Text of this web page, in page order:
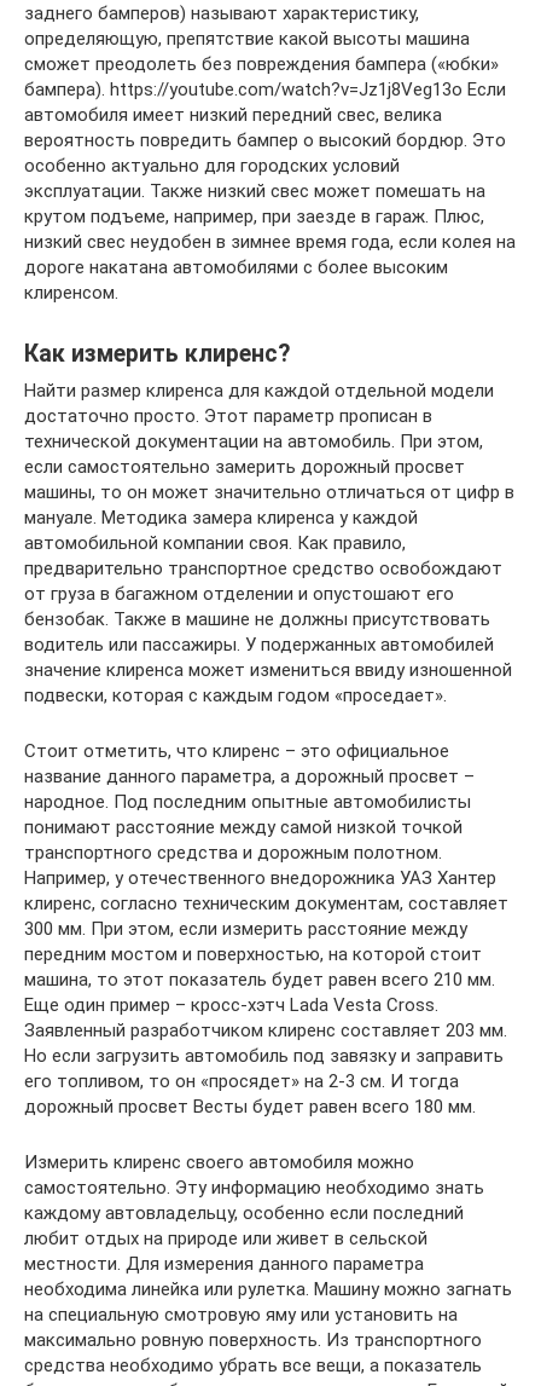
заднего бамперов) называют характеристику,
определяющую, препятствие какой высоты машина
сможет преодолеть без повреждения бампера («юбки»
бампера). https://youtube.com/watch?v=Jz1j8Veg13o Если
автомобиля имеет низкий передний свес, велика
вероятность повредить бампер о высокий бордюр. Это
особенно актуально для городских условий
эксплуатации. Также низкий свес может помешать на
крутом подъеме, например, при заезде в гараж. Плюс,
низкий свес неудобен в зимнее время года, если колея на
дороге накатана автомобилями с более высоким
клиренсом.
Как измерить клиренс?
Найти размер клиренса для каждой отдельной модели
достаточно просто. Этот параметр прописан в
технической документации на автомобиль. При этом,
если самостоятельно замерить дорожный просвет
машины, то он может значительно отличаться от цифр в
мануале. Методика замера клиренса у каждой
автомобильной компании своя. Как правило,
предварительно транспортное средство освобождают
от груза в багажном отделении и опустошают его
бензобак. Также в машине не должны присутствовать
водитель или пассажиры. У подержанных автомобилей
значение клиренса может измениться ввиду изношенной
подвески, которая с каждым годом «проседает».
Стоит отметить, что клиренс – это официальное
название данного параметра, а дорожный просвет –
народное. Под последним опытные автомобилисты
понимают расстояние между самой низкой точкой
транспортного средства и дорожным полотном.
Например, у отечественного внедорожника УАЗ Хантер
клиренс, согласно техническим документам, составляет
300 мм. При этом, если измерить расстояние между
передним мостом и поверхностью, на которой стоит
машина, то этот показатель будет равен всего 210 мм.
Еще один пример – кросс-хэтч Lada Vesta Cross.
Заявленный разработчиком клиренс составляет 203 мм.
Но если загрузить автомобиль под завязку и заправить
его топливом, то он «просядет» на 2-3 см. И тогда
дорожный просвет Весты будет равен всего 180 мм.
Измерить клиренс своего автомобиля можно
самостоятельно. Эту информацию необходимо знать
каждому автовладельцу, особенно если последний
любит отдых на природе или живет в сельской
местности. Для измерения данного параметра
необходима линейка или рулетка. Машину можно загнать
на специальную смотровую яму или установить на
максимально ровную поверхность. Из транспортного
средства необходимо убрать все вещи, а показатель